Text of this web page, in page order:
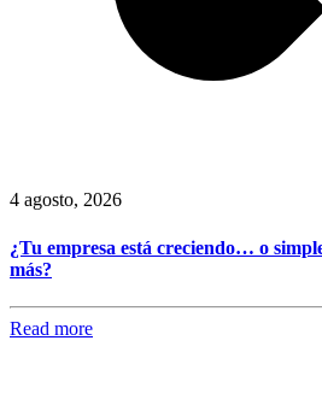
4 agosto, 2026
¿Tu empresa está creciendo… o
más?
Read more